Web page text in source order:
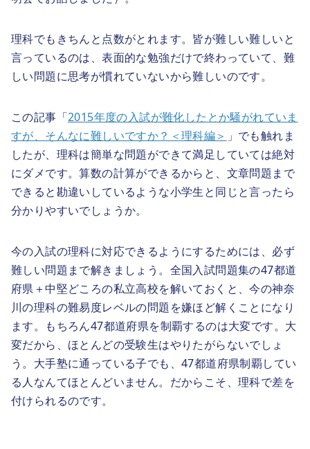
理科でもきちんと点数がとれます。皆が難しい難しいと
言っているのは、表面的な勉強だけで終わっていて、難
しい問題に思考が慣れていないから難しいのです。
この記事「2015年度の入試が難化したとか騒がれていま
すが、そんなに難しいですか？＜理科編＞ 」でも触れま
したが、理科は簡単な問題ができて満足していては絶対
にダメです。算数の計算ができるからと、文章問題まで
できると勘違いしているような小学生と同じと言ったら
分かりやすいでしょうか。
今の入試の理科に対応できるようにするためには、必ず
難しい問題まで解きましょう。全国入試問題集の47都道
府県＋中堅どころの私立高校を解いておくと、今の神奈
川の理科の難易度レベルの問題を嫌ほど解くことになり
ます。もちろん47都道府県を制覇するのは大変です。大
変だから、ほとんどの受験生はやりたがらないでしょ
う。大手塾に通っている子でも、47都道府県制覇してい
る人なんてほとんどいません。だからこそ、理科で差を
付けられるのです。